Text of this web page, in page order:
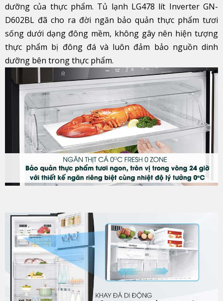
dưỡng của thực phẩm. Tủ lạnh LG478 lít Inverter GN-
D602BL đã cho ra đời ngăn bảo quản thực phẩm tươi
sống dưới dạng đông mềm, không gây nên hiện tượng
thực phẩm bị đông đá và luôn đảm bảo nguồn dinh
dưỡng bên trong thực phẩm.